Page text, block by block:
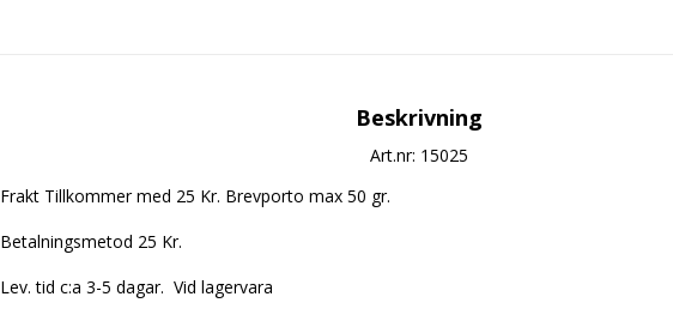
Beskrivning
Art.nr: 15025
Frakt Tillkommer med 25 Kr. Brevporto max 50 gr.
Betalningsmetod 25 Kr.
Lev. tid c:a 3-5 dagar.  Vid lagervara